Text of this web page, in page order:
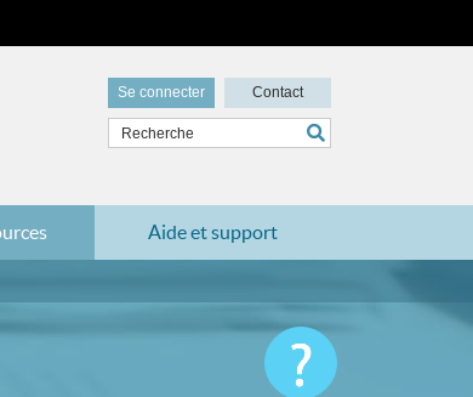
Se connecter Contact
Aide et support